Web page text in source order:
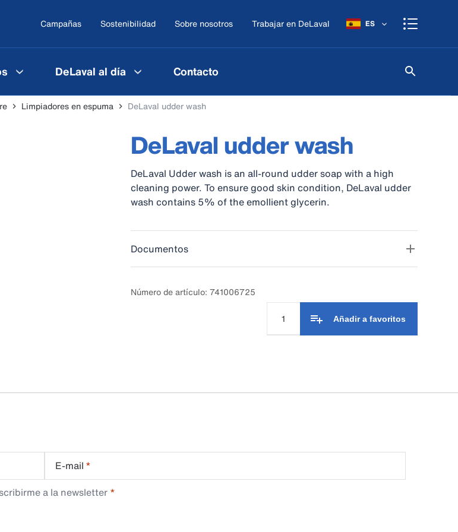
Campañas Sostenibilidad Sobre nosotros Trabajar en DeLaval ES
DeLaval al día Contacto
Limpiadores en espuma DeLaval udder wash
DeLaval udder wash
DeLaval Udder wash is an all-round udder soap with a high
cleaning power. To ensure good skin condition, DeLaval udder
wash contains 5% of the emollient glycerin.
Documentos
Número de artículo: 741006725
Añadir a favoritos
E-mail *
a la newsletter